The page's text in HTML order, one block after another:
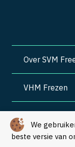
We
beste versie van
Over SVM
VHM Frezen